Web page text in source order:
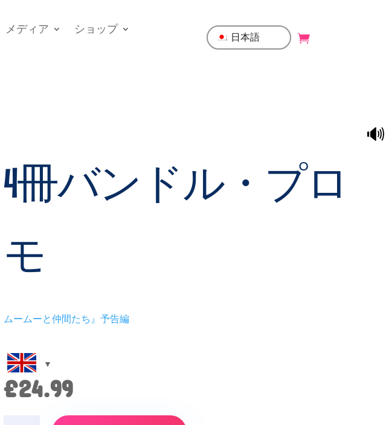
メディア
ショップ
日本語
4冊バンドル・プロ
モ
ムームーと仲間たち』予告編
£24.99
🔊